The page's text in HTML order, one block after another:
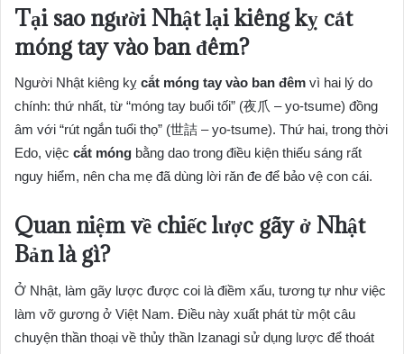
Tại sao người Nhật lại kiêng kỵ cắt
móng tay vào ban đêm?
Người Nhật kiêng kỵ cắt móng tay vào ban đêm vì hai lý do
chính: thứ nhất, từ “móng tay buổi tối” (夜爪 – yo-tsume) đồng
âm với “rút ngắn tuổi thọ” (世詰 – yo-tsume). Thứ hai, trong thời
Edo, việc cắt móng bằng dao trong điều kiện thiếu sáng rất
nguy hiểm, nên cha mẹ đã dùng lời răn đe để bảo vệ con cái.
Quan niệm về chiếc lược gãy ở Nhật
Bản là gì?
Ở Nhật, làm gãy lược được coi là điềm xấu, tương tự như việc
làm vỡ gương ở Việt Nam. Điều này xuất phát từ một câu
chuyện thần thoại về thủy thần Izanagi sử dụng lược để thoát